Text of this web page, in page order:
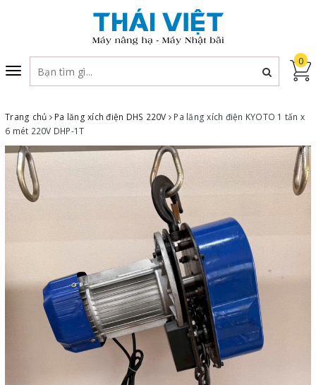
Toggle
navigation
0
Trang chủ Pa lăng xích điện DHS 220V
Pa lăng xích điện KYOTO 1 tấn x
6 mét 220V DHP-1T